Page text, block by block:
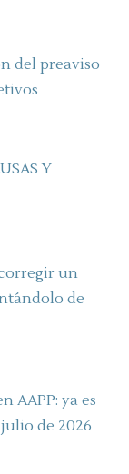
del preaviso
Y
un
de
AAPP: ya es
de 2026